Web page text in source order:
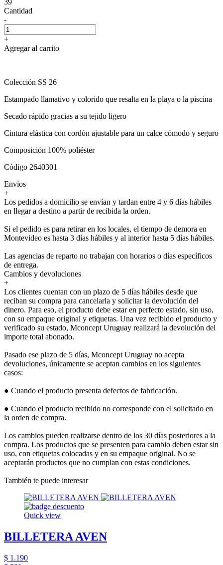
Cantidad
-
+
Agregar al carrito
Colección SS 26
Estampado llamativo y colorido que resalta en la playa o la piscina
Secado rápido gracias a su tejido ligero
Cintura elástica con cordón ajustable para un calce cómodo y seguro
Composición 100% poliéster
Código 2640301
Envíos
+
Los pedidos a domicilio se envían y tardan entre 4 y 6 días hábiles
en llegar a destino a partir de recibida la orden.
Si el pedido es para retirar en los locales, el tiempo de demora en
Montevideo es hasta 3 días hábiles y al interior hasta 5 días hábiles.
Las agencias de reparto no trabajan con horarios o días específicos
de entrega.
Cambios y devoluciones
+
Los clientes cuentan con un plazo de 5 días hábiles desde que
reciban su compra para cancelarla y solicitar la devolución del
dinero. Para eso, el producto debe estar en perfecto estado, sin uso,
con su empaque original y etiquetas. Una vez recibido el producto y
verificado su estado, Mconcept Uruguay realizará la devolución del
importe total abonado.
Pasado ese plazo de 5 días, Mconcept Uruguay no acepta
devoluciones, únicamente se aceptan cambios en los siguientes
casos:
● Cuando el producto presenta defectos de fabricación.
● Cuando el producto recibido no corresponde con el solicitado en
la orden de compra.
Los cambios pueden realizarse dentro de los 30 días posteriores a la
compra. Los productos que se presenten para cambio deben estar sin
uso, con etiquetas colocadas y en su empaque original. No se
aceptarán productos que no cumplan con estas condiciones.
También te puede interesar
Quick view
BILLETERA AVEN
$ 1.190